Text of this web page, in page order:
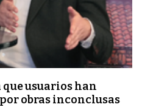
usuarios han
obras inconclusas